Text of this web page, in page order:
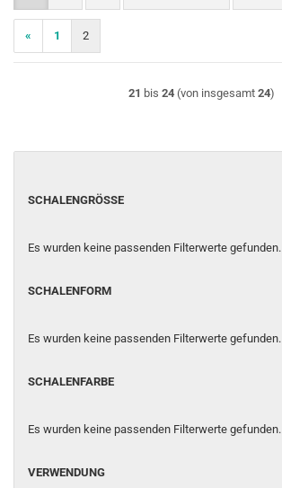
« 1 2
21 bis 24(von insgesamt 24)
SCHALENGRÖSSE
SCHALENGRÖSSE
Es wurden keine passenden Filterwerte gefunden.
SCHALENFORM
SCHALENFORM
Es wurden keine passenden Filterwerte gefunden.
SCHALENFARBE
SCHALENFARBE
Es wurden keine passenden Filterwerte gefunden.
VERWENDUNG
VERWENDUNG